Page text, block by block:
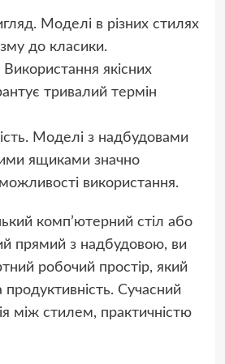
Моделі в різних стилях
до класики.
Використання якісних
тривалий термін
Моделі з надбудовами
ящиками значно
використання.
комп’ютерний стіл або
прямий з надбудовою, ви
робочий простір, який
Сучасний
між стилем, практичністю